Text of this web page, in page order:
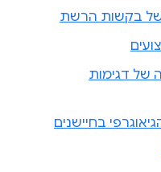
של בקשות הרשת
של דגימות
בחיישנים